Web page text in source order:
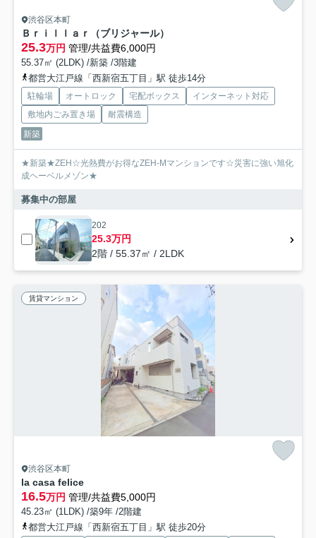
渋谷区本町
Ｂｒｉｌｌａｒ（ブリジャール）
25.3万円 管理/共益費6,000円
55.37㎡ (2LDK) /新築 /3階建
都営大江戸線「西新宿五丁目」駅 徒歩14分
駐輪場 オートロック 宅配ボックス
インターネット対応
敷地内ごみ置き場
耐震構造
新築
★新築★ZEH☆光熱費がお得なZEH-Mマンションです☆災害に強い旭化
成ヘーベルメゾン★
募集中の部屋
202
25.3万円
2階 / 55.37㎡ / 2LDK
賃貸マンション
渋谷区本町
la casa felice
16.5万円 管理/共益費5,000円
45.23㎡ (1LDK) /築9年 /2階建
都営大江戸線「西新宿五丁目」駅 徒歩20分